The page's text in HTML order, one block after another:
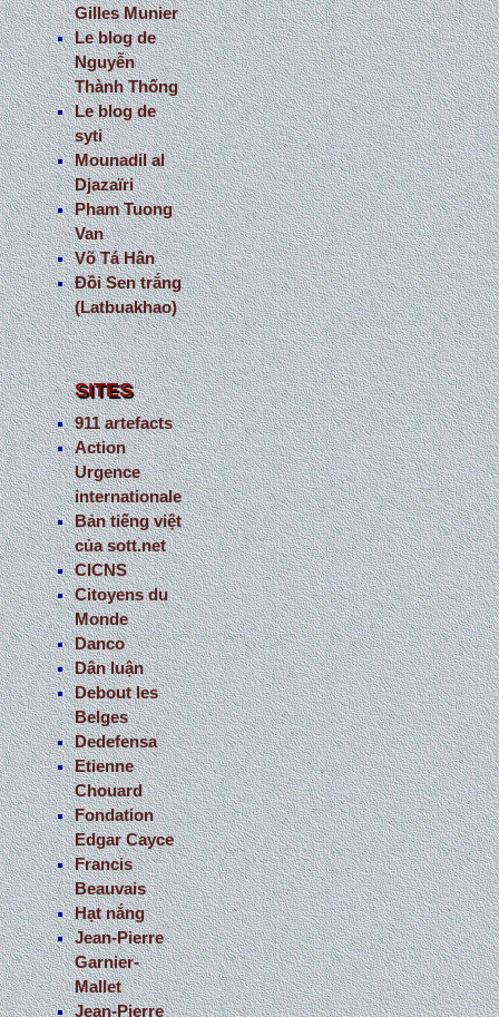
Gilles Munier
Le blog de
Nguyễn
Thành Thống
Le blog de
syti
Mounadil al
Djazaïri
Pham Tuong
Van
Võ Tá Hân
Đồi Sen trắng
(Latbuakhao)
SITES
911 artefacts
Action
Urgence
internationale
Bản tiếng việt
của sott.net
CICNS
Citoyens du
Monde
Danco
Dân luận
Debout les
Belges
Dedefensa
Etienne
Chouard
Fondation
Edgar Cayce
Francis
Beauvais
Hạt nắng
Jean-Pierre
Garnier-
Mallet
Jean-Pierre